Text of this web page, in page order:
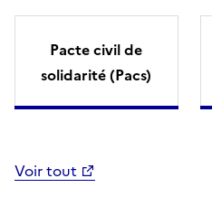
Pacte civil de
solidarité (Pacs)
Voir tout